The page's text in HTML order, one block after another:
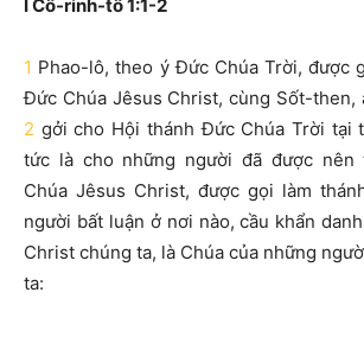
I Cô-rinh-tô 1:1-2
1 Phao-lô, theo ý Đức Chúa Trời, được
Đức Chúa Jêsus Christ, cùng Sốt-then,
2 gởi cho Hội thánh Đức Chúa Trời tại
tức là cho những người đã được nên
Chúa Jêsus Christ, được gọi làm
người bất luận ở nơi nào, cầu khẩn
Christ chúng ta, là Chúa của những
ta: